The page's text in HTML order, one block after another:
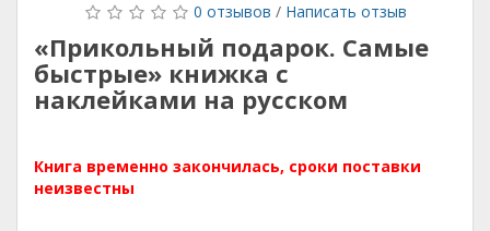
0 отзывов / Написать отзыв
«Прикольный подарок. Самые
быстрые» книжка с
наклейками на русском
Книга временно закончилась, сроки поставки
неизвестны